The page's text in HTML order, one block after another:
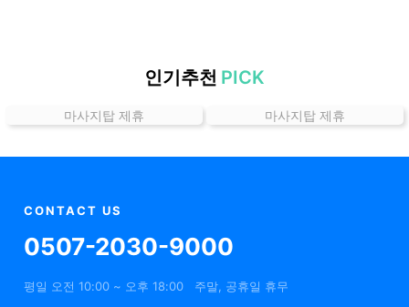
인
보
인기추천 PICK
마사지탑 제휴 마사지탑 제휴
CONTACT US
0507-2030-9000
평일 오전 10:00 ~ 오후 18:00 주말, 공휴일 휴무